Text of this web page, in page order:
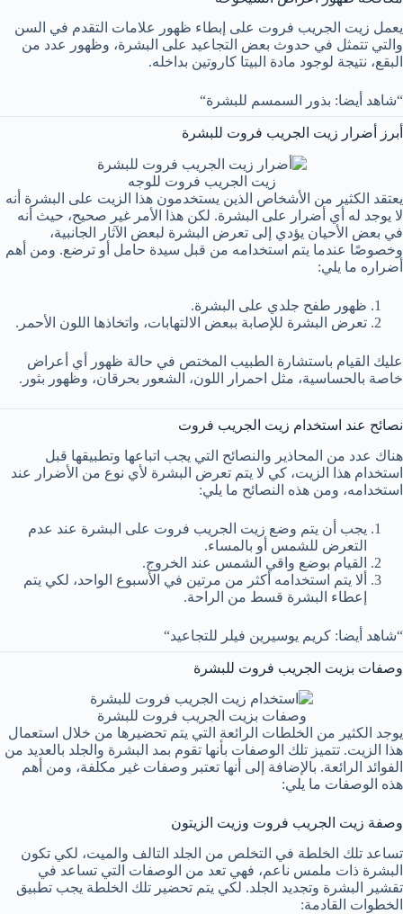
يعمل زيت الجريب فروت على إبطاء ظهور علامات التقدم في السن
والتي تتمثل في حدوث بعض التجاعيد على البشرة، وظهور عدد من
البقع، نتيجة لوجود مادة البيتا كاروتين بداخله.
“شاهد أيضا: بذور السمسم للبشرة“
أبرز أضرار زيت الجريب فروت للبشرة
زيت الجريب فروت للوجه
يعتقد الكثير من الأشخاص الذين يستخدمون هذا الزيت على البشرة أنه
لا يوجد له أي أضرار على البشرة. لكن هذا الأمر غير صحيح، حيث أنه
في بعض الأحيان يؤدي إلى تعرض البشرة لبعض الآثار الجانبية،
وخصوصًا عندما يتم استخدامه من قبل سيدة حامل أو ترضع. ومن أهم
أضراره ما يلي:
ظهور طفح جلدي على البشرة.
تعرض البشرة للإصابة ببعض الالتهابات، واتخاذها اللون الأحمر.
عليك القيام باستشارة الطبيب المختص في حالة ظهور أي أعراض
خاصة بالحساسية، مثل احمرار اللون، الشعور بحرقان، وظهور بثور.
نصائح عند استخدام زيت الجريب فروت
هناك عدد من المحاذير والنصائح التي يجب اتباعها وتطبيقها قبل
استخدام هذا الزيت، كي لا يتم تعرض البشرة لأي نوع من الأضرار عند
استخدامه، ومن هذه النصائح ما يلي:
يجب أن يتم وضع زيت الجريب فروت على البشرة عند عدم
التعرض للشمس أو بالمساء.
القيام بوضع واقي الشمس عند الخروج.
ألا يتم استخدامه أكثر من مرتين في الأسبوع الواحد، لكي يتم
إعطاء البشرة قسط من الراحة.
“شاهد أيضا: كريم يوسيرين فيلر للتجاعيد“
وصفات بزيت الجريب فروت للبشرة
وصفات بزيت الجريب فروت للبشرة
يوجد الكثير من الخلطات الرائعة التي يتم تحضيرها من خلال استعمال
هذا الزيت. تتميز تلك الوصفات بأنها تقوم بمد البشرة والجلد بالعديد من
الفوائد الرائعة. بالإضافة إلى أنها تعتبر وصفات غير مكلفة، ومن أهم
هذه الوصفات ما يلي:
وصفة زيت الجريب فروت وزيت الزيتون
تساعد تلك الخلطة في التخلص من الجلد التالف والميت، لكي تكون
البشرة ذات ملمس ناعم، فهي تعد من الوصفات التي تساعد في
تقشير البشرة وتجديد الجلد. لكي يتم تحضير تلك الخلطة يجب تطبيق
الخطوات القادمة: